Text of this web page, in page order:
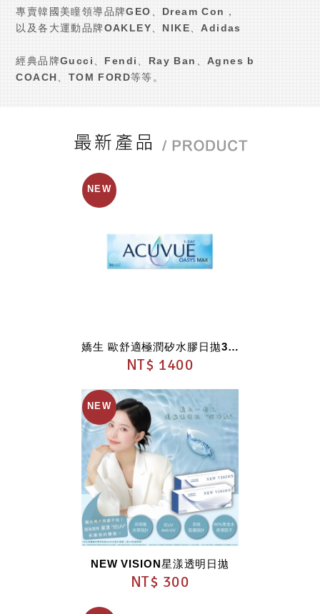
專賣韓國美瞳領導品牌GEO、Dream Con，
以及各大運動品牌OAKLEY、NIKE、Adidas
經典品牌Gucci、Fendi、Ray Ban、Agnes b
COACH、TOM FORD等等。
嬌生 歐舒適極潤矽水膠日拋30片裝(弧度9.0)
NT$ 1400
NEW VISION星漾透明日拋
NT$ 300